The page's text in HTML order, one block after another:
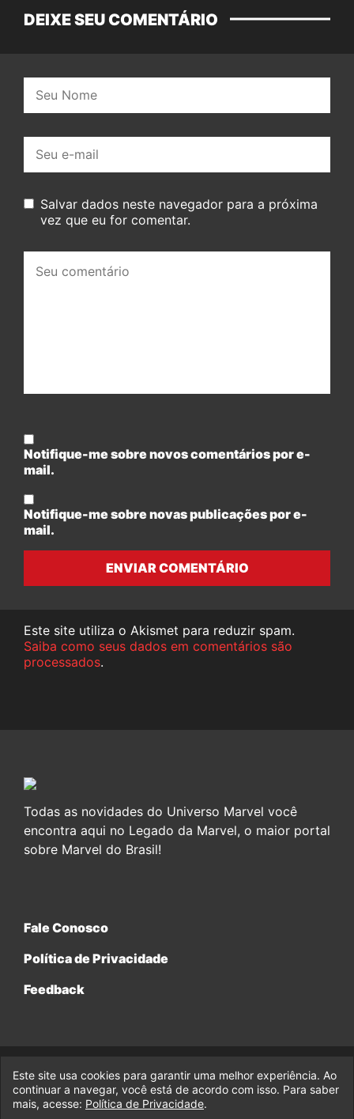
DEIXE SEU COMENTÁRIO
mail:
Salvar dados neste navegador para a próxima
vez que eu for comentar.
comentário:
Notifique-me sobre novos comentários por e-
mail.
Notifique-me sobre novas publicações por e-
mail.
ENVIAR COMENTÁRIO
Este site utiliza o Akismet para reduzir spam.
Saiba como seus dados em comentários são
processados.
Todas as novidades do Universo Marvel você
encontra aqui no Legado da Marvel, o maior portal
sobre Marvel do Brasil!
Fale Conosco
Política de Privacidade
Feedback
© 2017-2026 Legado da Marvel, uma empresa da Legado
Enterprises.
Este site usa cookies para garantir uma melhor experiência. Ao
continuar a navegar, você está de acordo com isso. Para saber
mais, acesse: Política de Privacidade.